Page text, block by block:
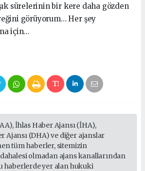
sürelerinin bir kere daha gözden
görüyorum… Her şey
için…
İhlas Haber Ajansı (İHA),
Ajansı (DHA) ve diğer ajanslar
tüm haberler, sitemizin
olmadan ajans kanallarından
haberlerde yer alan hukuki